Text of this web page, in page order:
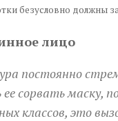
безусловно должны
лицо
постоянно
сорвать маску,
классов, это